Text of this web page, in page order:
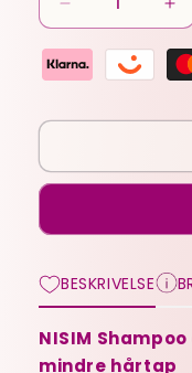
antallet
for
NISIM
og
(Normal/fet
Øk
for
og
BESKRIVELSE
NISIM Shampoo
mindre hårtap